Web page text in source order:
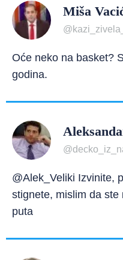
Miša
Oće neko na basket?
godina.
@Alek_Veliki Izvinite,
stignete, mislim da
puta